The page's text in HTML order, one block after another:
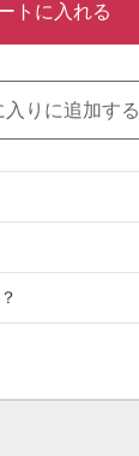
トに入れる
入りに追加する